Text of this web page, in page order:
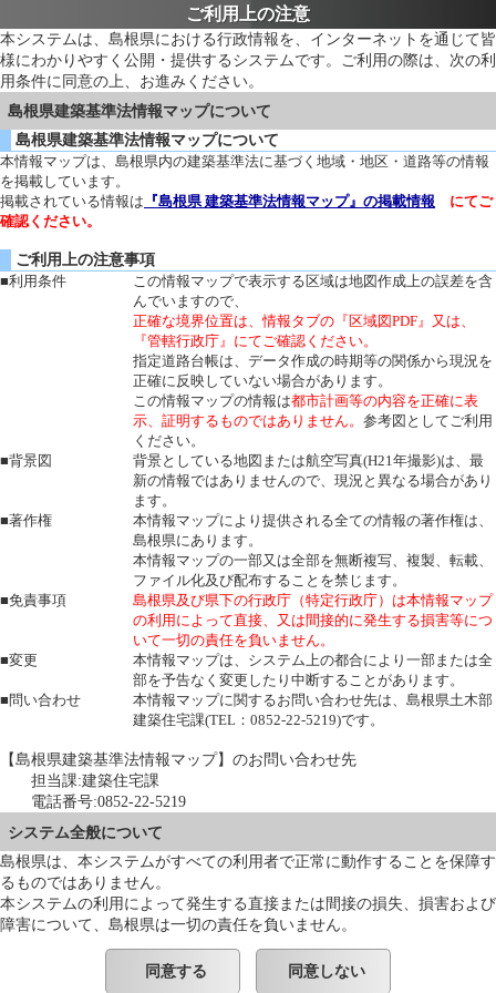
ご利用上の注意
本システムは、島根県における行政情報を、インターネットを通じて皆
様にわかりやすく公開・提供するシステムです。ご利用の際は、次の利
用条件に同意の上、お進みください。
島根県建築基準法情報マップについて
島根県建築基準法情報マップについて
本情報マップは、島根県内の建築基準法に基づく地域・地区・道路等の情報
を掲載しています。
掲載されている情報は 『島根県 建築基準法情報マップ』の掲載情報 にてご
確認ください。
ご利用上の注意事項
■利用条件
この情報マップで表示する区域は地図作成上の誤差を含
んでいますので、
正確な境界位置は、情報タブの『区域図PDF』又は、
『管轄行政庁』にてご確認ください。
指定道路台帳は、データ作成の時期等の関係から現況を
正確に反映していない場合があります。
この情報マップの情報は都市計画等の内容を正確に表
示、証明するものではありません。 参考図としてご利用
ください。
■背景図
背景としている地図または航空写真(H21年撮影)は、最
新の情報ではありませんので、現況と異なる場合があり
ます。
■著作権
本情報マップにより提供される全ての情報の著作権は、
島根県にあります。
本情報マップの一部又は全部を無断複写、複製、転載、
ファイル化及び配布することを禁じます。
■免責事項
島根県及び県下の行政庁（特定行政庁）は本情報マップ
の利用によって直接、又は間接的に発生する損害等につ
いて一切の責任を負いません。
■変更
本情報マップは、システム上の都合により一部または全
部を予告なく変更したり中断することがあります。
■問い合わせ
本情報マップに関するお問い合わせ先は、島根県土木部
建築住宅課(TEL：0852-22-5219)です。
【島根県建築基準法情報マップ】のお問い合わせ先
担当課:建築住宅課
電話番号:0852-22-5219
システム全般について
島根県は、本システムがすべての利用者で正常に動作することを保障す
るものではありません。
本システムの利用によって発生する直接または間接の損失、損害および
障害について、島根県は一切の責任を負いません。
同意する 同意しない